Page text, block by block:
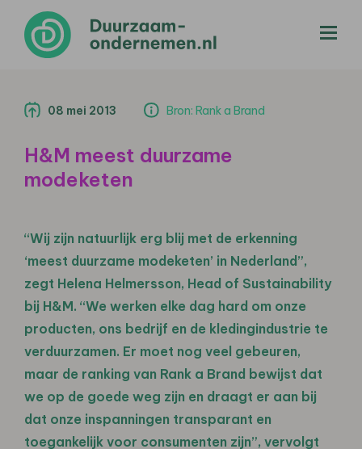
08 mei 2013 Bron: Rank a Brand
H&M meest duurzame
modeketen
“Wij zijn natuurlijk erg blij met de erkenning
‘meest duurzame modeketen’ in Nederland”,
zegt Helena Helmersson, Head of Sustainability
bij H&M. “We werken elke dag hard om onze
producten, ons bedrijf en de kledingindustrie te
verduurzamen. Er moet nog veel gebeuren,
maar de ranking van Rank a Brand bewijst dat
we op de goede weg zijn en draagt er aan bij
dat onze inspanningen transparant en
toegankelijk voor consumenten zijn”, vervolgt